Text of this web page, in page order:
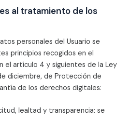
al tratamiento de los
personales del Usuario se
principios recogidos en el
el artículo 4 y siguientes de la Ley
diciembre, de Protección de
de los derechos digitales:
lealtad y transparencia: se